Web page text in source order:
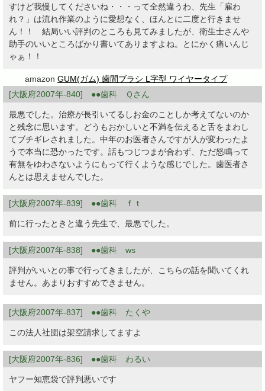
すけど我慢してくださいね・・・って全然違うわ、先生「雇わ
れ？」は流れ作業のように愛想なく、ほんとに二度と行きませ
ん！！ 結局いい評判のところも見てみましたが、衛生士さんや
助手のいいところばかり書いてありますよね。とにかく痛いんじ
ゃぁ！！
amazonGUM(ガム) 歯間ブラシ L字型 ワイヤータイプ
[大阪府2007年-840] ●●歯科 Ｑさん
最悪でした。治療が長引いてるしお金のことしか考えてないのか
と残念に思います。どうもおかしいと不満を伝えると舌をまわし
てブチギレされました。中年のお医者さんですが人が変わったよ
うで本当に恐かったです。話もつじつまが合わず、ただ怒鳴って
有無をゆわさないようにもって行くような感じでした。歯医者さ
んとは思えませんでした。
[大阪府2007年-839] ●●歯科 ｆｔ
前に行ったときと違う先生で、最悪でした。
[大阪府2007年-838] ●●歯科 ws
評判がいいとの事で行ってきましたが、こちらの話を聞いてくれ
ません。あまりおすすめできません。
[大阪府2007年-837] ●●歯科 たくや
この法人社団は架空請求してますよ
[大阪府2007年-836] ●●歯科 わるい
ヤフー知恵袋で評判悪いです